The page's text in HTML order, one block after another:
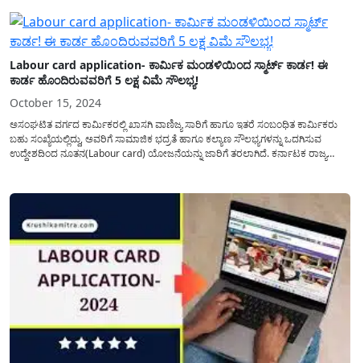
Labour card application- ಕಾರ್ಮಿಕ ಮಂಡಳಿಯಿಂದ ಸ್ಮಾರ್ಟ್ ಕಾರ್ಡ! ಈ
ಕಾರ್ಡ ಹೊಂದಿರುವವರಿಗೆ 5 ಲಕ್ಷ ವಿಮೆ ಸೌಲಭ್ಯ!
October 15, 2024
ಅಸಂಘಟಿತ ವರ್ಗದ ಕಾರ್ಮಿಕರಲ್ಲಿ ಖಾಸಗಿ ವಾಣಿಜ್ಯ ಸಾರಿಗೆ ಹಾಗೂ ಇತರೆ ಸಂಬಂಧಿತ ಕಾರ್ಮಿಕರು
ಬಹು ಸಂಖ್ಯೆಯಲ್ಲಿದ್ದು, ಅವರಿಗೆ ಸಾಮಾಜಿಕ ಭದ್ರತೆ ಹಾಗೂ ಕಲ್ಯಾಣ ಸೌಲಭ್ಯಗಳನ್ನು ಒದಗಿಸುವ
ಉದ್ದೇಶದಿಂದ ನೂತನ(Labour card) ಯೋಜನೆಯನ್ನು ಜಾರಿಗೆ ತರಲಾಗಿದೆ. ಕರ್ನಾಟಕ ರಾಜ್ಯ